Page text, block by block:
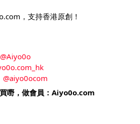
，支持香港原創！
@Aiyo0o
@aiyo0ocom
嘢，做會員： Aiyo0o.com